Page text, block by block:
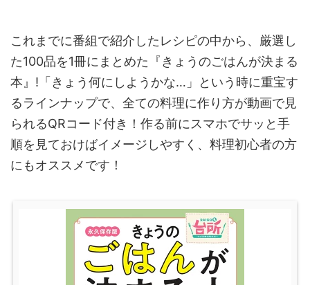
これまでに番組で紹介したレシピの中から、厳選し
た100品を1冊にまとめた『きょうのごはんが決まる
本』!「きょう何にしようかな…」という時に重宝す
るラインナップで、全ての料理に作り方が動画で見
られるQRコード付き！作る前にスマホでサッと手
順を見ておけばイメージしやすく、料理初心者の方
にもオススメです！